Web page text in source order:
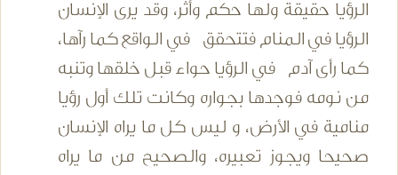
الرؤيا حقيقة ولها حكم وأثر، وقد يرى الإنسان
الرؤيا في المنام فتتحقق في الواقع كما رآها،
كما رأى آدم في الرؤيا حواء قبل خلقها وتنبه
من نومه فوجدها بجواره وكانت تلك أول رؤيا
منامية في الأرض، و ليس كل ما يراه الإنسان
صحيحا ويجوز تعبيره، والصحيح من ما يراه